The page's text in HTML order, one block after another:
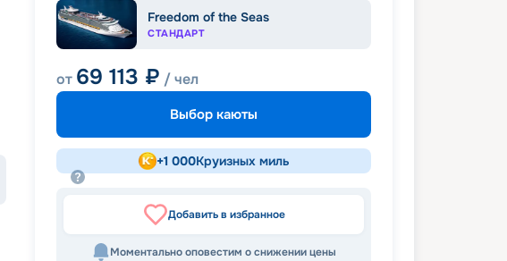
Freedom of the Seas
СТАНДАРТ
от 69 113 ₽ / чел
Выбор каюты
+1 000Круизных миль
Добавить в избранное
Моментально оповестим о снижении цены